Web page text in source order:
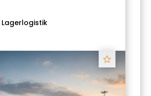
Lagerlogistik
Track